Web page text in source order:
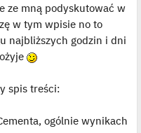
ze mną podyskutować w
w tym wpisie no to
najbliższych godzin i dni
spis treści:
ogólnie wynikach